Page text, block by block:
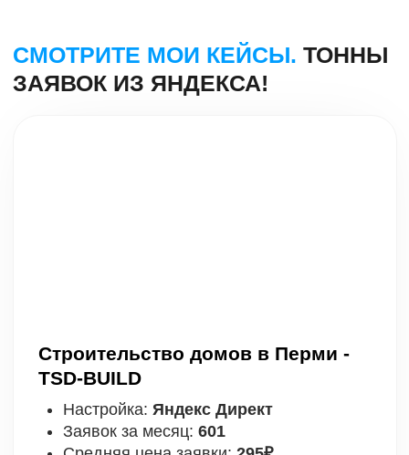
Запускайте свои проекты, или делайте всё
под заказ изарабатывайтена удалёнке!
Подписаться